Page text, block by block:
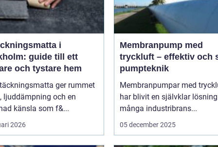
i
guide till ett
och tystare hem
ger rummet
ljuddämpning och en
känsla som f&...
2026
Membranpump med
tryckluft – effektiv och
pumpteknik
Membranpumpar med
har blivit en självklar
många industribrans...
05 december 2025